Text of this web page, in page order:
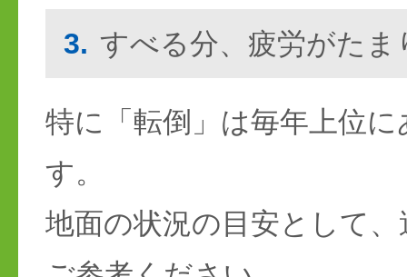
3. すべる分、疲労がたま
特に「転倒」は毎年上位
す。
地面の状況の目安として